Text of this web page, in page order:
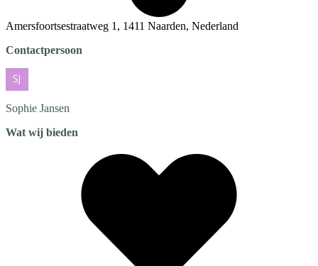
Amersfoortsestraatweg 1, 1411 Naarden, Nederland
Contactpersoon
Sophie Jansen
Wat wij bieden